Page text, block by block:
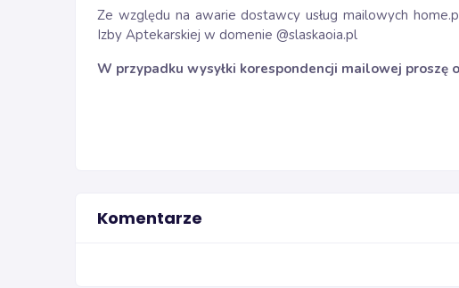
Ze względu na awarie dostawcy usług mailowych
Izby Aptekarskiej w domenie @slaskaoia.pl
W przypadku wysyłki korespondencji mailowej proszę
Komentarze